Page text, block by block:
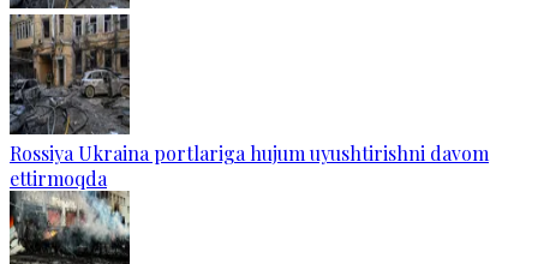
Rossiya Ukraina portlariga hujum uyushtirishni davom
ettirmoqda